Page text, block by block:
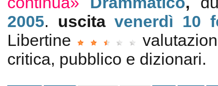
2005. uscitavenerdì 10
Libertine
critica, pubblico e dizionari.